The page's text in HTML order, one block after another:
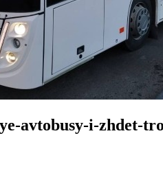
avtobusy-i-zhdet-